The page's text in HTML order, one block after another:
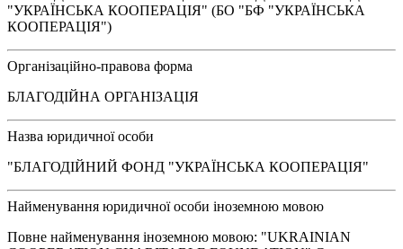
"УКРАЇНСЬКА КООПЕРАЦІЯ" (БО "БФ "УКРАЇНСЬКА
КООПЕРАЦІЯ")
Організаційно-правова форма
БЛАГОДІЙНА ОРГАНІЗАЦІЯ
Назва юридичної особи
"БЛАГОДІЙНИЙ ФОНД "УКРАЇНСЬКА КООПЕРАЦІЯ"
Найменування юридичної особи іноземною мовою
Повне найменування іноземною мовою: "UKRAINIAN